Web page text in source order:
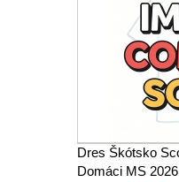
Dres Škótsko
Domáci MS